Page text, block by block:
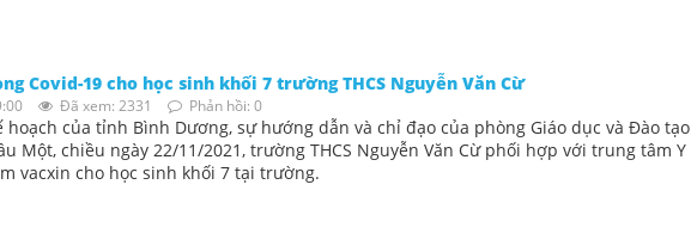
Covid-19 cho học sinh khối 7 trường THCS Nguyễn Văn Cừ
Đã xem: 2331 Phản hồi: 0
hoạch của tỉnh Bình Dương, sự hướng dẫn và chỉ đạo của phòng Giáo dục và Đào tạo
Một, chiều ngày 22/11/2021, trường THCS Nguyễn Văn Cừ phối hợp với trung tâm Y
vacxin cho học sinh khối 7 tại trường.